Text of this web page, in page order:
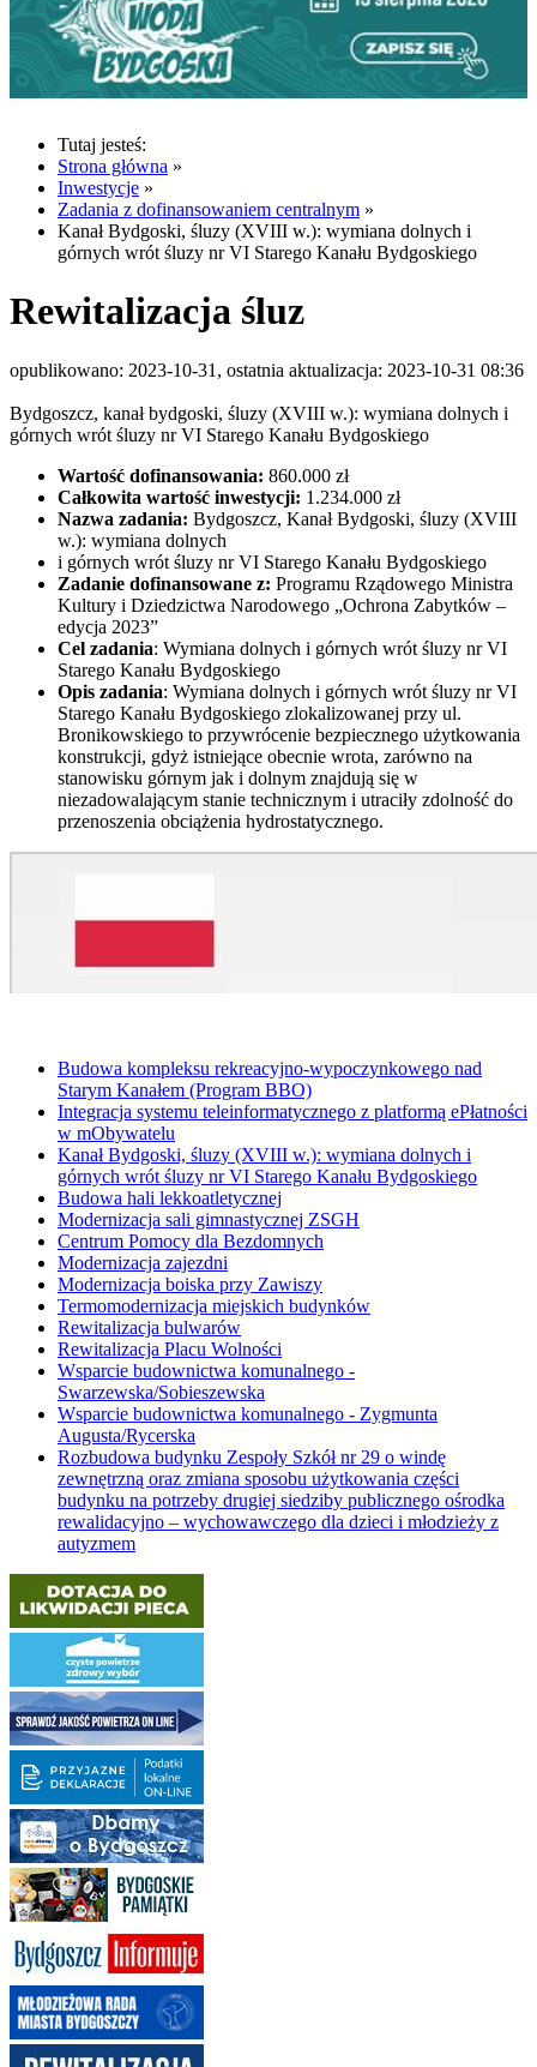
Tutaj jesteś:
Strona główna »
Inwestycje »
Zadania z dofinansowaniem centralnym »
Kanał Bydgoski, śluzy (XVIII w.): wymiana dolnych i
górnych wrót śluzy nr VI Starego Kanału Bydgoskiego
Rewitalizacja śluz
opublikowano: 2023-10-31, ostatnia aktualizacja: 2023-10-31 08:36
Bydgoszcz, kanał bydgoski, śluzy (XVIII w.): wymiana dolnych i
górnych wrót śluzy nr VI Starego Kanału Bydgoskiego
Wartość dofinansowania: 860.000 zł
Całkowita wartość inwestycji: 1.234.000 zł
Nazwa zadania: Bydgoszcz, Kanał Bydgoski, śluzy (XVIII
w.): wymiana dolnych
i górnych wrót śluzy nr VI Starego Kanału Bydgoskiego
Zadanie dofinansowane z: Programu Rządowego Ministra
Kultury i Dziedzictwa Narodowego „Ochrona Zabytków –
edycja 2023”
Cel zadania: Wymiana dolnych i górnych wrót śluzy nr VI
Starego Kanału Bydgoskiego
Opis zadania: Wymiana dolnych i górnych wrót śluzy nr VI
Starego Kanału Bydgoskiego zlokalizowanej przy ul.
Bronikowskiego to przywrócenie bezpiecznego użytkowania
konstrukcji, gdyż istniejące obecnie wrota, zarówno na
stanowisku górnym jak i dolnym znajdują się w
niezadowalającym stanie technicznym i utraciły zdolność do
przenoszenia obciążenia hydrostatycznego.
Budowa kompleksu rekreacyjno-wypoczynkowego nad
Starym Kanałem (Program BBO)
Integracja systemu teleinformatycznego z platformą ePłatności
w mObywatelu
Kanał Bydgoski, śluzy (XVIII w.): wymiana dolnych i
górnych wrót śluzy nr VI Starego Kanału Bydgoskiego
Budowa hali lekkoatletycznej
Modernizacja sali gimnastycznej ZSGH
Centrum Pomocy dla Bezdomnych
Modernizacja zajezdni
Modernizacja boiska przy Zawiszy
Termomodernizacja miejskich budynków
Rewitalizacja bulwarów
Rewitalizacja Placu Wolności
Wsparcie budownictwa komunalnego -
Swarzewska/Sobieszewska
Wsparcie budownictwa komunalnego - Zygmunta
Augusta/Rycerska
Rozbudowa budynku Zespoły Szkół nr 29 o windę
zewnętrzną oraz zmiana sposobu użytkowania części
budynku na potrzeby drugiej siedziby publicznego ośrodka
rewalidacyjno – wychowawczego dla dzieci i młodzieży z
autyzmem